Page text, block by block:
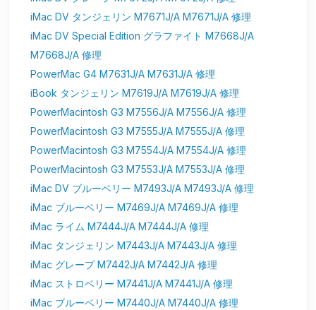
iMac DV タンジェリン M7671J/A M7671J/A 修理
iMac DV Special Edition グラファイト M7668J/A
M7668J/A 修理
PowerMac G4 M7631J/A M7631J/A 修理
iBook タンジェリン M7619J/A M7619J/A 修理
PowerMacintosh G3 M7556J/A M7556J/A 修理
PowerMacintosh G3 M7555J/A M7555J/A 修理
PowerMacintosh G3 M7554J/A M7554J/A 修理
PowerMacintosh G3 M7553J/A M7553J/A 修理
iMac DV ブルーベリー M7493J/A M7493J/A 修理
iMac ブルーベリー M7469J/A M7469J/A 修理
iMac ライム M7444J/A M7444J/A 修理
iMac タンジェリン M7443J/A M7443J/A 修理
iMac グレープ M7442J/A M7442J/A 修理
iMac ストロベリー M7441J/A M7441J/A 修理
iMac ブルーベリー M7440J/A M7440J/A 修理